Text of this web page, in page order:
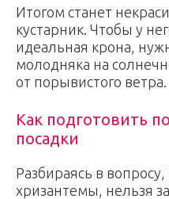
Итогом станет
кустарник. Чтобы у
идеальная крона,
молодняка на
от порывистого ветра.
Как подготовить
посадки
Разбираясь в
хризантемы, нельзя